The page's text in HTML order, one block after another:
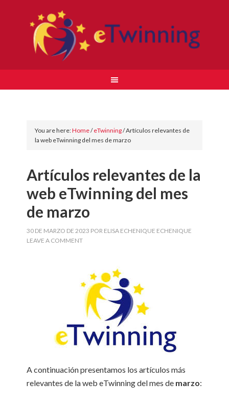
You are here:Home/eTwinning/Artículos relevantes de
la web eTwinning del mes de marzo
Artículos relevantes de la
web eTwinning del mes
de marzo
30 DE MARZO DE 2023 POR ELISA ECHENIQUE ECHENIQUE
LEAVE A COMMENT
A continuación presentamos los artículos más
relevantes de la web eTwinning del mes de marzo: